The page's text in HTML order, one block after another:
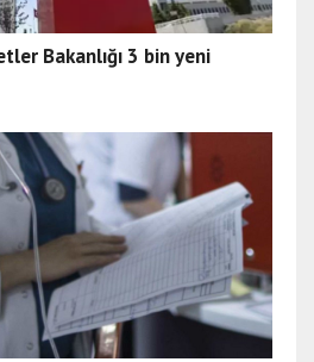
Bakanlığı 3 bin yeni